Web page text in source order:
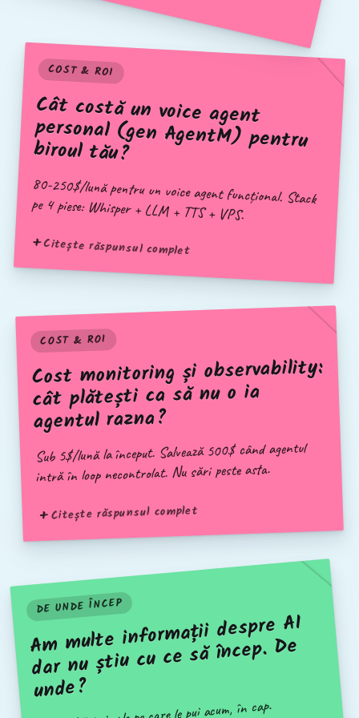
COST & ROI
Cât costă un voice agent
personal (gen AgentM) pentru
biroul tău?
80-250$/lună pentru un voice agent funcțional. Stack
pe 4 piese: Whisper + LLM + TTS + VPS.
Citește răspunsul complet
COST & ROI
Cost monitoring și observability:
cât plătești ca să nu o ia
agentul razna?
Sub 5$/lună la început. Salvează 500$ când agentul
intră în loop necontrolat. Nu sări peste asta.
Citește răspunsul complet
DE UNDE ÎNCEP
Am multe informații despre AI
dar nu știu cu ce să încep. De
unde?